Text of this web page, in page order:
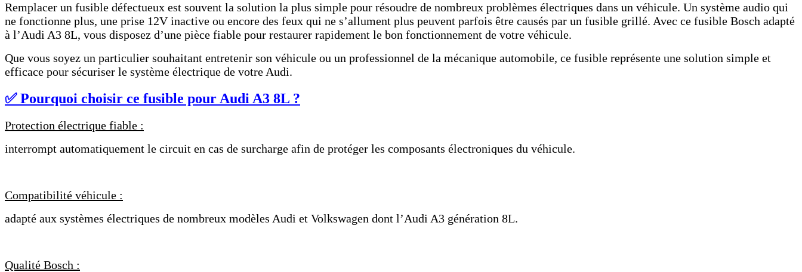
Remplacer un fusible défectueux est souvent la solution la plus simple pour résoudre de nombreux problèmes électriques dans un véhicule. Un système audio qui
ne fonctionne plus, une prise 12V inactive ou encore des feux qui ne s’allument plus peuvent parfois être causés par un fusible grillé. Avec ce fusible Bosch adapté
à l’Audi A3 8L, vous disposez d’une pièce fiable pour restaurer rapidement le bon fonctionnement de votre véhicule.
Que vous soyez un particulier souhaitant entretenir son véhicule ou un professionnel de la mécanique automobile, ce fusible représente une solution simple et
efficace pour sécuriser le système électrique de votre Audi.
✅ Pourquoi choisir ce fusible pour Audi A3 8L ?
Protection électrique fiable :
interrompt automatiquement le circuit en cas de surcharge afin de protéger les composants électroniques du véhicule.
Compatibilité véhicule :
adapté aux systèmes électriques de nombreux modèles Audi et Volkswagen dont l’Audi A3 génération 8L.
Qualité Bosch :